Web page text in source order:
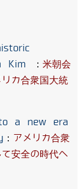
Kim ： 米朝会
カ合衆国大統
a new era
：
アメリカ合衆
安全の時代へ